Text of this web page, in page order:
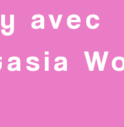
avec